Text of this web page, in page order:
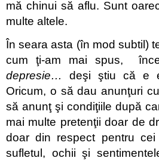
mă chinui să aflu. Sunt
multe altele.
În seara asta (în mod subtil)
cum ţi-am mai spus,
depresie… deşi ştiu că e
Oricum, o să dau anunţuri
să anunţ şi condiţiile după
mai multe pretenţii doar de
doar din respect pentru
sufletul, ochii şi